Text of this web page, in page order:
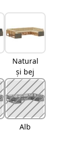
Natural
și bej
Alb